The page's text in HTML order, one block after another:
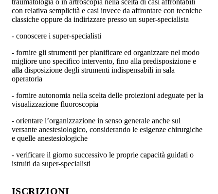
con relativa semplicità e casi invece da affrontare con tecniche
classiche oppure da indirizzare presso un super-specialista
- conoscere i super-specialisti
- fornire gli strumenti per pianificare ed organizzare nel modo
migliore uno specifico intervento, fino alla predisposizione e
alla disposizione degli strumenti indispensabili in sala
operatoria
- fornire autonomia nella scelta delle proiezioni adeguate per la
visualizzazione fluoroscopia
- orientare l’organizzazione in senso generale anche sul
versante anestesiologico, considerando le esigenze chirurgiche
e quelle anestesiologiche
- verificare il giorno successivo le proprie capacità guidati o
istruiti da super-specialisti
ISCRIZIONI